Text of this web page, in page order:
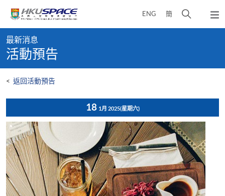
content
ENG 簡
開
彈
出
content
start
最新消息
活動預告
< 返回活動預告
18 1月 2025(星期六)